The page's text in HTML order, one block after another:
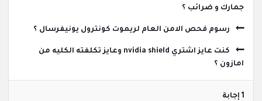
جمارك و ضرائب ؟
رسوم فحص الامن العام لريموت كونترول يونيفرسال ؟
كنت عايز اشتري nvidia shield وعايز تكلفته الكليه من
امازون ؟
‫1 إجابة